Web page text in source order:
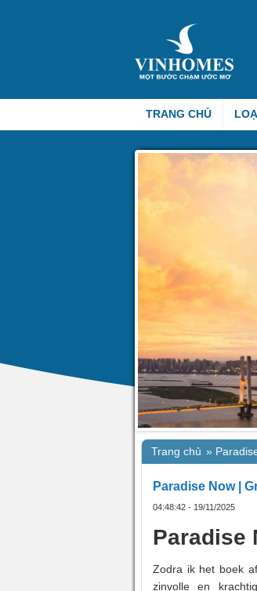
TRANG CHỦ
Trang chủ »
Paradise Now |
04:48:42 - 19/11/2025
Paradise
Zodra ik het boek
zinvolle en